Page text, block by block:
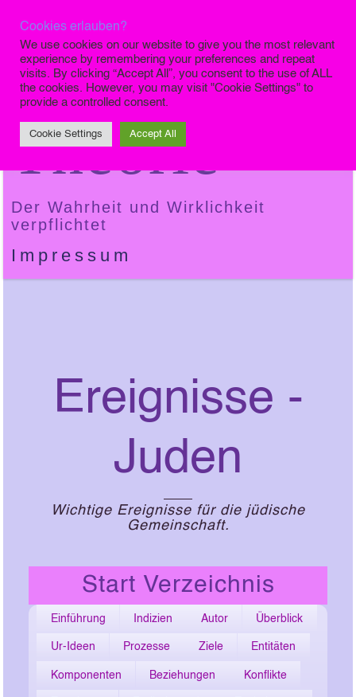
Die Finale
Theorie
Der Wahrheit und Wirklichkeit
verpflichtet
Impressum
Ereignisse -
Juden
Wichtige Ereignisse für die jüdische
Gemeinschaft.
Start Verzeichnis
Einführung Indizien Autor Überblick
Ur-Ideen Prozesse Ziele Entitäten
Komponenten Beziehungen Konflikte
Cookies erlauben?
We use cookies on our website to give you the most relevant
experience by remembering your preferences and repeat
visits. By clicking “Accept All”, you consent to the use of ALL
the cookies. However, you may visit "Cookie Settings" to
provide a controlled consent.
Cookie Settings Accept All